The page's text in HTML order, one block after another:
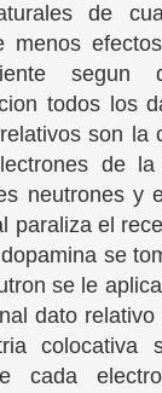
de
segun
todos los
son la
de
neutrones y
paraliza el
se
se le
dato
colocativa
cada